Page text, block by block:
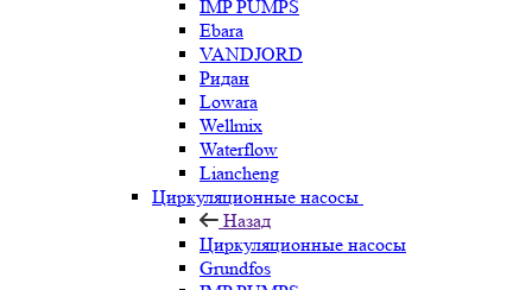
IMP PUMPS
Ebara
VANDJORD
Ридан
Lowara
Wellmix
Waterflow
Liancheng
Циркуляционные насосы
Назад
Циркуляционные насосы
Grundfos